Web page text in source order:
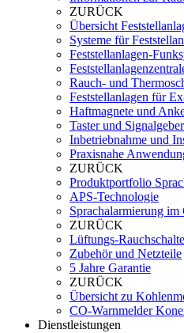
ZURÜCK
Übersicht
Systeme für
Feststellanlagen-
Rauch- und
Feststellanlagen für
Haftmagnete und
Taster und Signalgeber
Inbetriebnahme und
Praxisnahe
ZURÜCK
Produktportfolio
APS-Technologie
Sprachalarmierung im
ZURÜCK
Lüftungs-
Zubehör und Netzteile
5 Jahre Garantie
ZURÜCK
Übersicht zu
CO-Warnmelder
Dienstleistungen